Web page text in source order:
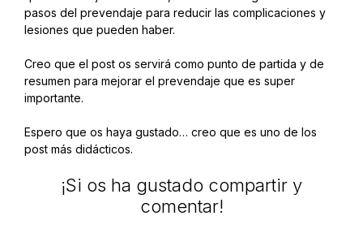
pasos del prevendaje para reducir las complicaciones y
lesiones que pueden haber.
Creo que el post os servirá como punto de partida y de
resumen para mejorar el prevendaje que es super
importante.
Espero que os haya gustado… creo que es uno de los
post más didácticos.
¡Si os ha gustado compartir y
comentar!